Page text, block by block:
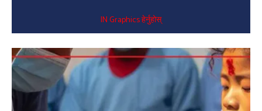
IN Graphics हेर्नुहोस्